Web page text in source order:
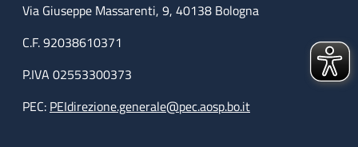
Via Giuseppe Massarenti, 9, 40138 Bologna
C.F. 92038610371
P.IVA 02553300373
PEC: PEIdirezione.generale@pec.aosp.bo.it